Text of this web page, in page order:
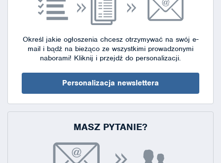
Określ jakie ogłoszenia chcesz otrzymywać na swój e-
mail i bądź na bieżąco ze wszystkimi prowadzonymi
naborami! Kliknij i przejdź do personalizacji.
Personalizacja newslettera
MASZ PYTANIE?